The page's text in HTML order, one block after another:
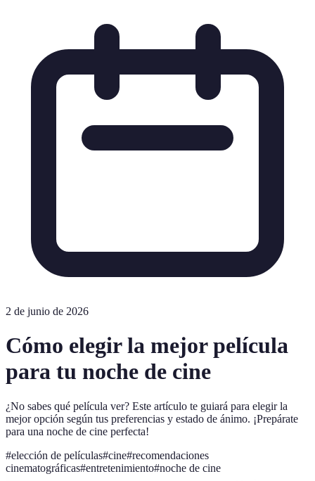
2 de junio de 2026
Cómo elegir la mejor película
para tu noche de cine
¿No sabes qué película ver? Este artículo te guiará para elegir la
mejor opción según tus preferencias y estado de ánimo. ¡Prepárate
para una noche de cine perfecta!
#elección de películas#cine#recomendaciones
cinematográficas#entretenimiento#noche de cine